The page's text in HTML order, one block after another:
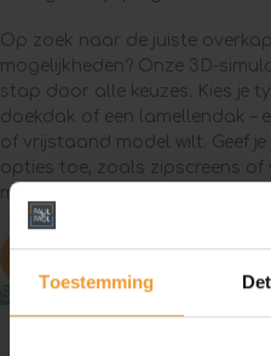
Toestemming
Op zoek naar de juiste
mogelijkheden? Onze 3D-
stap door alle keuzes. Kies je
doekdak of een lamellendak –
of vrijstaand model wilt. Geef
opties toe, zoals zipscreens of
met kleur.
Ontwerp je pergola
Strak design, slimme techniek